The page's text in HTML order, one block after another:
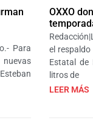
Para
OXXO
el respaldo
Estatal de
litros de
LEER MÁS